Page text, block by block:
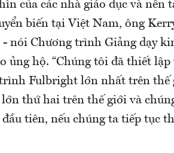
của các nhà giáo dục và nền
biến tại Việt Nam, ông
nói Chương trình Giảng dạy
ủng hộ. “Chúng tôi đã thiết
Fulbright lớn nhất trên
thứ hai trên thế giới và
tiên, nếu chúng ta tiếp tục